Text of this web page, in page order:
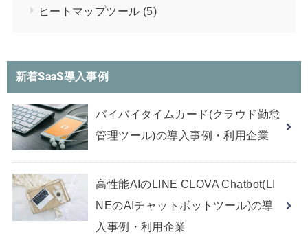
ヒートマップツール (5)
新着SaaS導入事例
バイバイタイムカード(クラウド勤怠
管理ツール)の導入事例・利用企業
高性能AIのLINE CLOVA Chatbot(LI
NEのAIチャットボットツール)の導
入事例・利用企業